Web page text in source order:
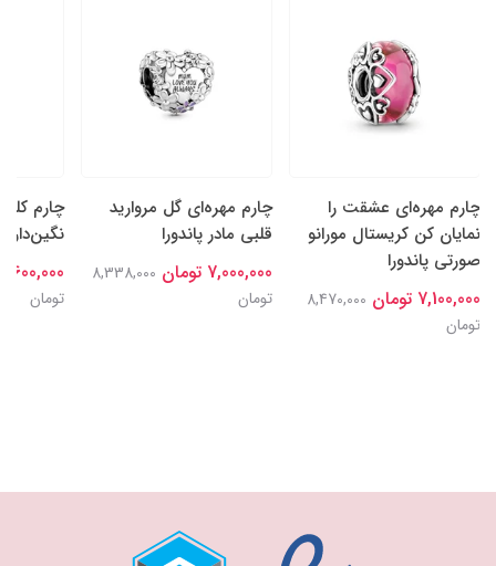
چارم مهره‌ای عشقت را
نمایان کن کریستال مورانو
صورتی پاندورا
7,100,000 تومان
8,470,000
تومان
چارم مهره‌ای گل‌ مروارید
قلبی مادر پاندورا
7,000,000 تومان
8,338,000
تومان
چارم
نگین‌دار
7,600,000
تومان